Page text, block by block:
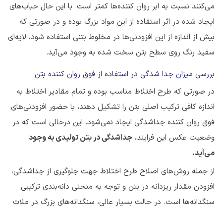
می‌کنند نسبت به ابر روان کننده‌ها کمتر است. با این حال حباب‌های
ایجاد شده در اثر استفاده از این مواد بزرگ بوده و در صورتی که
بیش از اندازه از این افزودنی‌ها در مخلوط بتنی استفاده شود، لایه‌ای
سفید رنگ روی سطح بتن سخت شده به وجود می‌آید.
بررسی میزان جدا شدگی در استفاده از فوق روان کننده بتن
در صورتی که طرح اختلاط مناسب بوده و تمام مقادیر اختلاط به
اندازه کافی ترکیب اصلی بتن را تشکیل دهند، با حضور افزودنی‌های
فوق روان کننده جداشدگی ایجاد نمی‌شود. این درحالی است که در
وضعیت عکس این فرایند، جداشدگی در بتن تولیدی به وجود
می‌آید.
از جمله روش‌های اصلاح طرح اختلاط جهت جلوگیری از جداشدگی،
افزودن مقدار ریزدانه در بتن و توجه به منحنی دانه‌بندی ترکیبی
سنگدانه‌ها است. در حالت بسیار عالی، سنگدانه‌های بزرگ در ملات